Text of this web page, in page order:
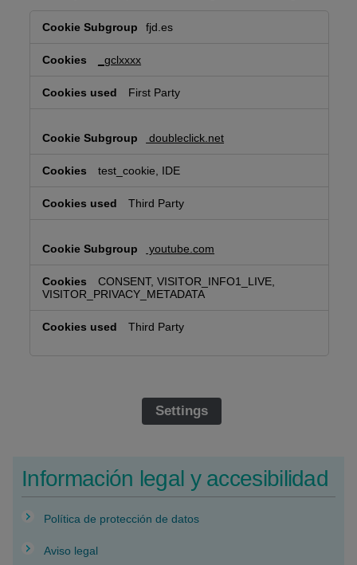
Cookies
fjd.es
_gclxxxx
First Party
doubleclick.net
test_cookie, IDE
Third Party
youtube.com
CONSENT, VISITOR_INFO1_LIVE,
VISITOR_PRIVACY_METADATA
Third Party
Settings
Información legal y accesibilidad
Política de protección de datos
Aviso legal